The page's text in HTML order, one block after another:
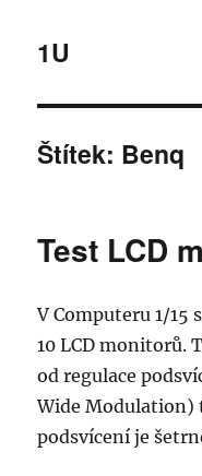
1U
Štítek: Benq
Test LCD
V Computeru 1/15
10 LCD monitorů.
od regulace
Wide Modulation)
podsvícení je